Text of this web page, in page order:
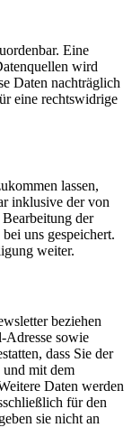
Eine
wird
Daten nachträglich
eine rechtswidrige
lassen,
inklusive der von
der
uns gespeichert.
weiter.
beziehen
Adresse sowie
dass Sie der
und mit dem
Daten werden
für den
sie nicht an